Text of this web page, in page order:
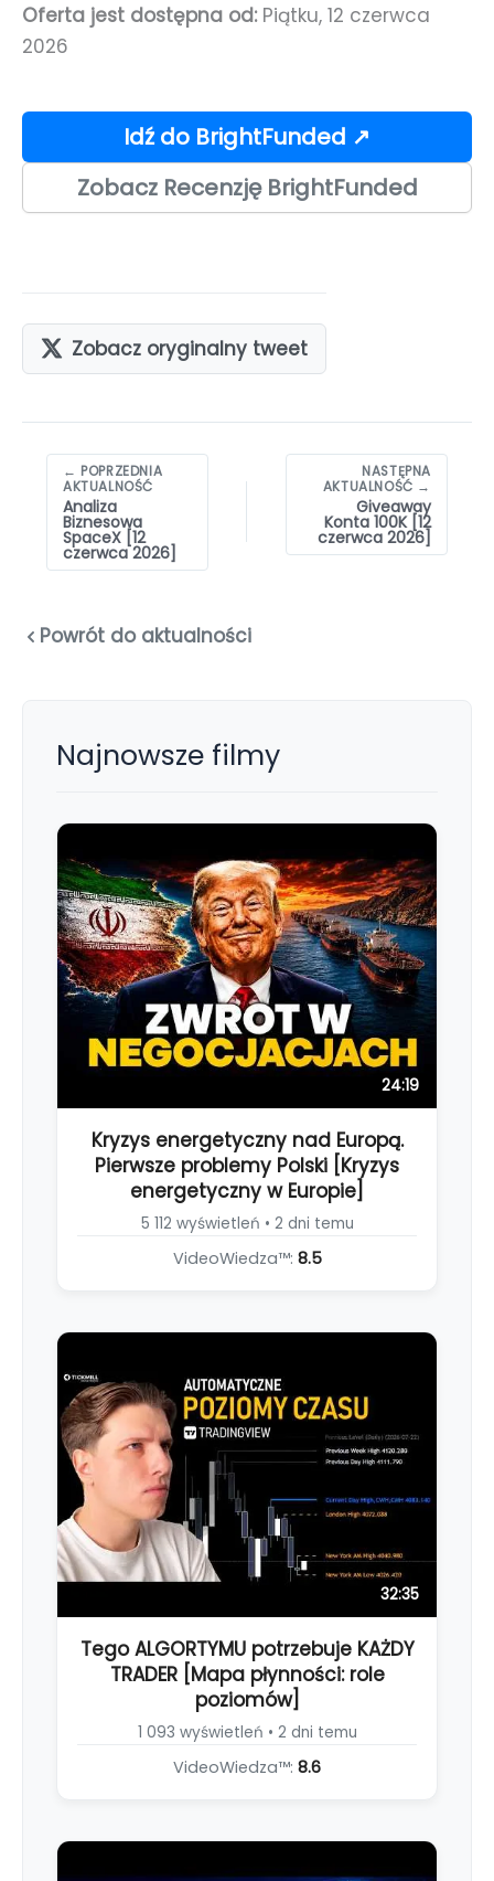
Oferta jest dostępna od:Piątku, 12 czerwca
2026
Idź do BrightFunded ↗
Zobacz Recenzję BrightFunded
Zobacz oryginalny tweet
Nawigacja
wpisów
← POPRZEDNIA
AKTUALNOŚĆ
Analiza
Biznesowa
SpaceX [12
czerwca 2026]
NASTĘPNA
AKTUALNOŚĆ →
Giveaway
Konta 100K [12
czerwca 2026]
Powrót do aktualności
Najnowsze filmy
24:19
Kryzys energetyczny nad Europą.
Pierwsze problemy Polski [Kryzys
energetyczny w Europie]
5 112 wyświetleń • 2 dni temu
VideoWiedza™: 8.5
32:35
Tego ALGORTYMU potrzebuje KAŻDY
TRADER [Mapa płynności: role
poziomów]
1 093 wyświetleń • 2 dni temu
VideoWiedza™: 8.6